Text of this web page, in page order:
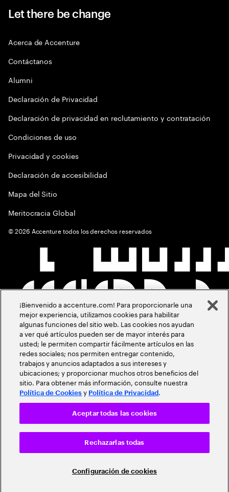
Let there be change
Acerca de Accenture
Contáctanos
Alumni
Declaración de Privacidad
Declaración de privacidad en reclutamiento y contratación
Condiciones de uso
Privacidad y cookies
Declaración de accesibilidad
Mapa del Sitio
Meritocracia Global
©2026 Accenture todos los derechos reservados
¡Bienvenido a accenture.com! Para proporcionarle una
mejor experiencia, utilizamos cookies para habilitar
algunas funciones del sitio web. Las cookies nos ayudan
a ver qué artículos pueden ser de mayor interés para
usted; le permiten compartir fácilmente artículos en las
redes sociales; nos permiten entregar contenido,
trabajos y anuncios adaptados a sus intereses y
ubicaciones; y proporcionar muchos otros beneficios del
sitio. Para obtener más información, consulte nuestra
Política de Cookies y Política de Privacidad .
Configuración de cookies
Rechazarlas todas
Aceptar todas las cookies